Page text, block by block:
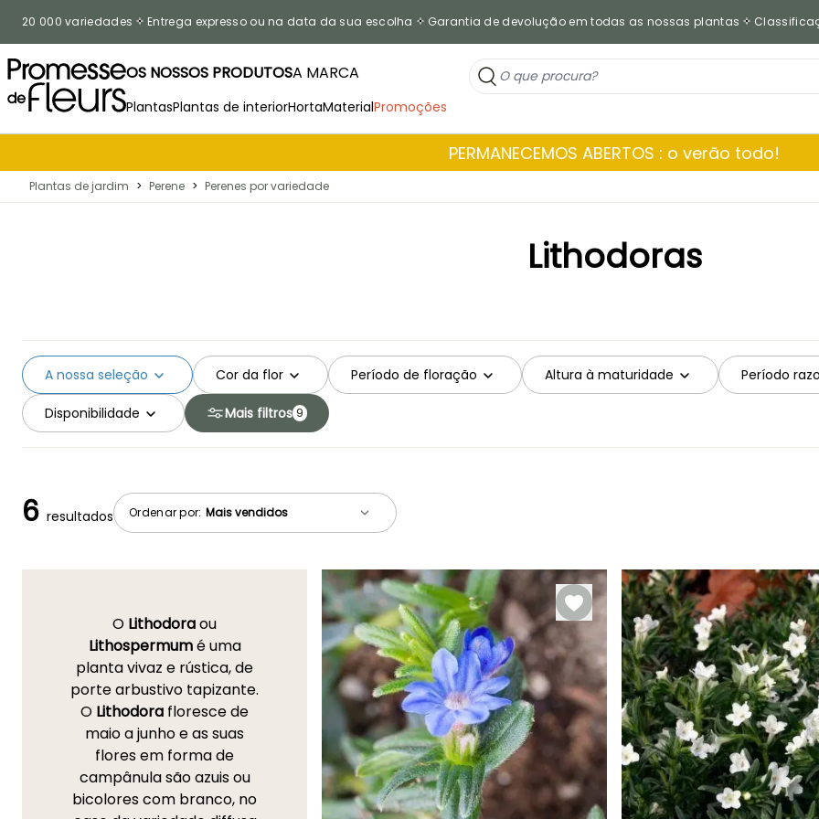
20 000 variedades Entrega expresso ou na data da sua escolha Garantia de devolução em todas as nossas plantas
OS NOSSOS PRODUTOSA MARCA
PlantasPlantas de interiorHortaMaterialPromoções
PERMANECEMOS ABERTOS : o verão todo!
Plantas de jardim > Perene > Perenes por variedade
Lithodoras
Cor da flor Período de floração Altura à maturidade Período
A nossa seleção
Disponibilidade Mais filtros 9
Ordenar por:
6 resultados
O Lithodoraou
Lithospermumé uma
planta vivaz e rústica, de
porte arbustivo tapizante.
O Lithodora floresce de
maio a junho e as suas
flores em forma de
campânula são azuis ou
bicolores com branco, no